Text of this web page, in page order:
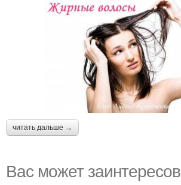
читать дальше →
Вас может